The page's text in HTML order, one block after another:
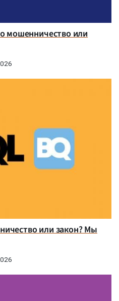
мошенничество или
или закон? Мы